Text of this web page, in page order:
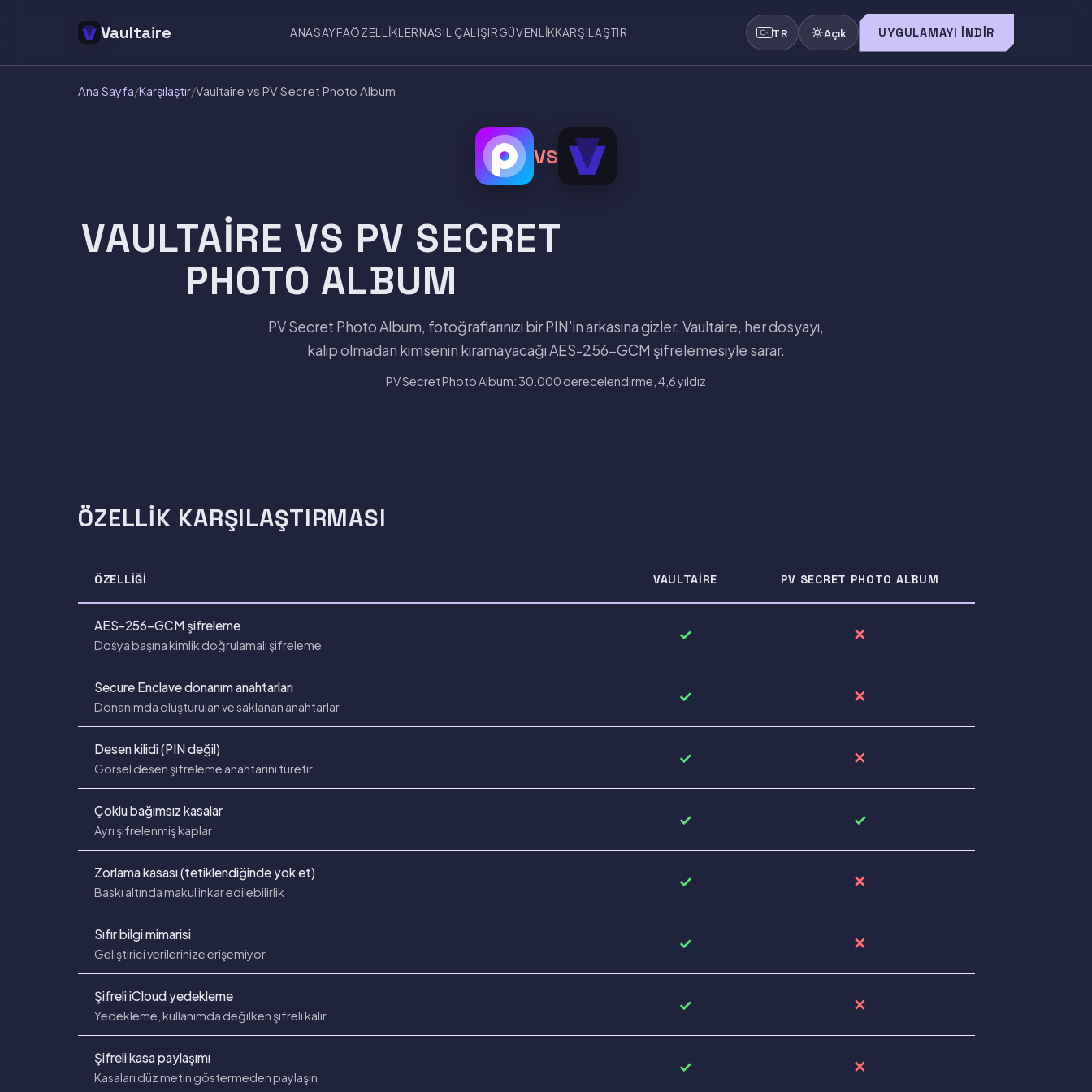
Vaultaire ANASAYFAÖZELLIKLERNASIL ÇALIŞIRGÜVENLIKKARŞILAŞTIR TR Açık UYGULAMAYI İNDIR
Ana Sayfa/Karşılaştır/Vaultaire vs PV Secret Photo Album
VS
VAULTAIRE VS PV SECRET
PHOTO ALBUM
PV Secret Photo Album, fotoğraflarınızı bir PIN'in arkasına gizler. Vaultaire, her dosyayı,
kalıp olmadan kimsenin kıramayacağı AES-256-GCM şifrelemesiyle sarar.
PV Secret Photo Album: 30.000 derecelendirme, 4,6 yıldız
ÖZELLIK KARŞILAŞTIRMASI
ÖZELLIĞI VAULTAIRE PV SECRET PHOTO ALBUM
AES-256-GCM şifreleme
Dosya başına kimlik doğrulamalı şifreleme
✓ ✕
Secure Enclave donanım anahtarları
Donanımda oluşturulan ve saklanan anahtarlar
✓ ✕
Desen kilidi (PIN değil)
Görsel desen şifreleme anahtarını türetir
✓ ✕
Çoklu bağımsız kasalar
Ayrı şifrelenmiş kaplar
✓ ✓
Zorlama kasası (tetiklendiğinde yok et)
Baskı altında makul inkar edilebilirlik
✓ ✕
Sıfır bilgi mimarisi
Geliştirici verilerinize erişemiyor
✓ ✕
Şifreli iCloud yedekleme
Yedekleme, kullanımda değilken şifreli kalır
✓ ✕
Şifreli kasa paylaşımı
Kasaları düz metin göstermeden paylaşın
✓ ✕